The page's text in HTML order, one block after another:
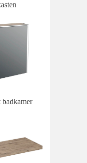
badkamer